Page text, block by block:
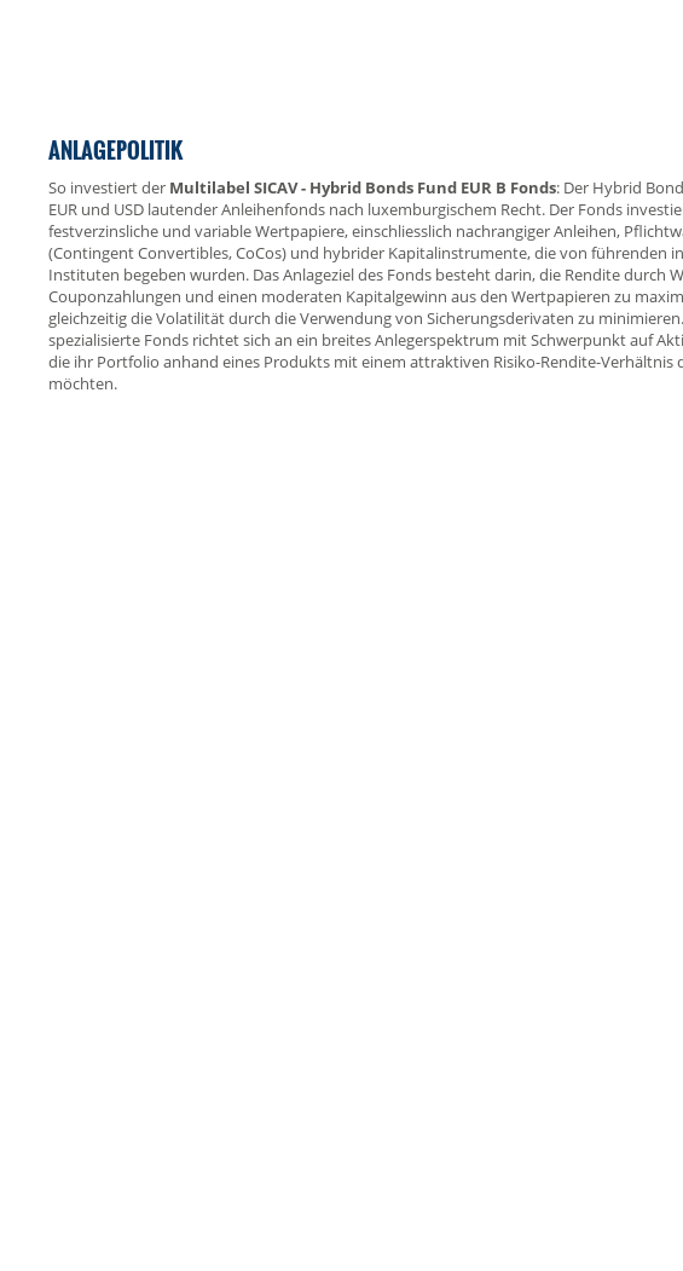
ANLAGEPOLITIK
So investiert der Multilabel SICAV - Hybrid Bonds Fund EUR B Fonds: Der Hybrid
EUR und USD lautender Anleihenfonds nach luxemburgischem Recht. Der Fonds
festverzinsliche und variable Wertpapiere, einschliesslich nachrangiger Anleihen,
(Contingent Convertibles, CoCos) und hybrider Kapitalinstrumente, die von führenden
Instituten begeben wurden. Das Anlageziel des Fonds besteht darin, die Rendite durch
Couponzahlungen und einen moderaten Kapitalgewinn aus den Wertpapieren zu
gleichzeitig die Volatilität durch die Verwendung von Sicherungsderivaten zu
spezialisierte Fonds richtet sich an ein breites Anlegerspektrum mit Schwerpunkt auf
die ihr Portfolio anhand eines Produkts mit einem attraktiven Risiko-Rendite-Verhältnis
möchten.